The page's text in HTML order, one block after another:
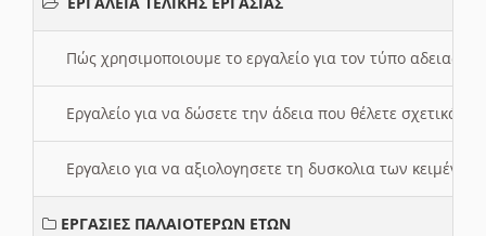
Πώς χρησιμοποιουμε το εργαλείο για τον τύπο αδειας
Εργαλείο για να δώσετε την άδεια που θέλετε σχετικά
Εργαλειο για να αξιολογησετε τη δυσκολια των
ΕΡΓΑΣΙΕΣ ΠΑΛΑΙΟΤΕΡΩΝ ΕΤΩΝ